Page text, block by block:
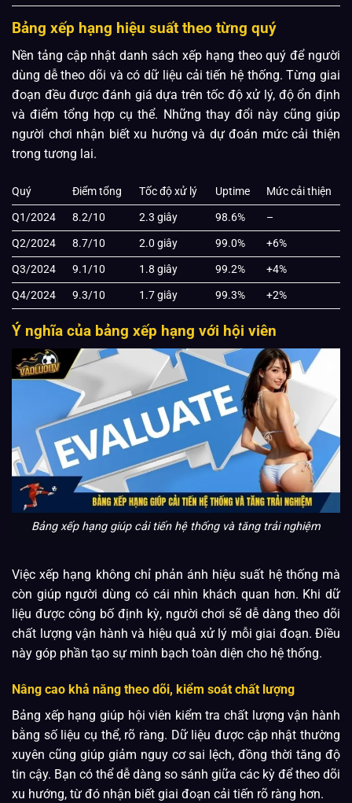
Bảng xếp hạng hiệu suất theo từng quý
Nền tảng cập nhật danh sách xếp hạng theo quý để người
dùng dễ theo dõi và có dữ liệu cải tiến hệ thống. Từng giai
đoạn đều được đánh giá dựa trên tốc độ xử lý, độ ổn định
và điểm tổng hợp cụ thể. Những thay đổi này cũng giúp
người chơi nhận biết xu hướng và dự đoán mức cải thiện
trong tương lai.
Quý Điểm tổng Tốc độ xử lý Uptime
Mức cải thiện
Q1/2024
8.2/10 2.3 giây 98.6%
–
Q2/2024
8.7/10 2.0 giây 99.0%
+6%
Q3/2024
9.1/10 1.8 giây 99.2%
+4%
Q4/2024
9.3/10 1.7 giây 99.3% +2%
Ý nghĩa của bảng xếp hạng với hội viên
Bảng xếp hạng giúp cải tiến hệ thống và tăng trải nghiệm
Việc xếp hạng không chỉ phản ánh hiệu suất hệ thống mà
còn giúp người dùng có cái nhìn khách quan hơn. Khi dữ
liệu được công bố định kỳ, người chơi sẽ dễ dàng theo dõi
chất lượng vận hành và hiệu quả xử lý mỗi giai đoạn. Điều
này góp phần tạo sự minh bạch toàn diện cho hệ thống.
Nâng cao khả năng theo dõi, kiểm soát chất lượng
Bảng xếp hạng giúp hội viên kiểm tra chất lượng vận hành
bằng số liệu cụ thể, rõ ràng. Dữ liệu được cập nhật thường
xuyên cũng giúp giảm nguy cơ sai lệch, đồng thời tăng độ
tin cậy. Bạn có thể dễ dàng so sánh giữa các kỳ để theo dõi
xu hướng, từ đó nhận biết giai đoạn cải tiến rõ ràng hơn.